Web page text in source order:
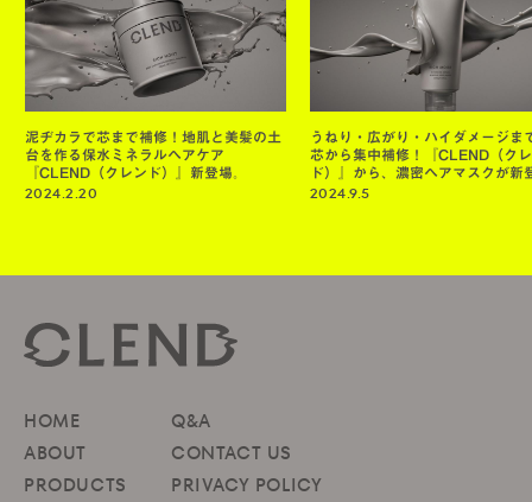
泥ヂカラで芯まで補修！地肌と美髪の土
台を作る保水ミネラルヘアケア
『CLEND（クレンド）』新登場。
2024.2.20
うねり・広がり・ハイダメージま
芯から集中補修！『CLEND（ク
ド）』から、濃密ヘアマスクが新
2024.9.5
HOME
ABOUT
PRODUCTS
Q&A
CONTACT US
PRIVACY POLICY